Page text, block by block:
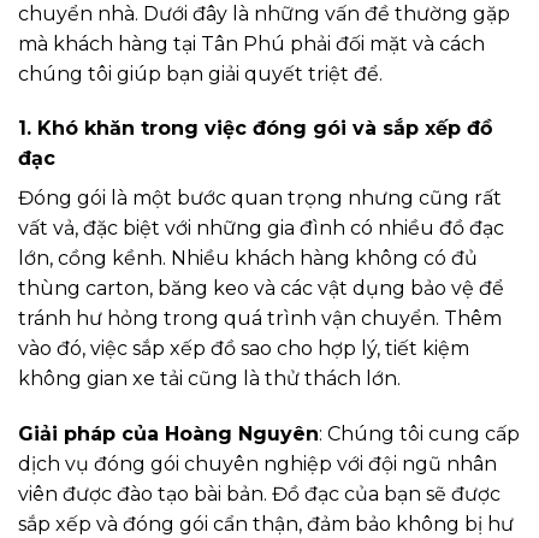
chuyển nhà. Dưới đây là những vấn đề thường gặp
mà khách hàng tại Tân Phú phải đối mặt và cách
chúng tôi giúp bạn giải quyết triệt để.
1. Khó khăn trong việc đóng gói và sắp xếp đồ
đạc
Đóng gói là một bước quan trọng nhưng cũng rất
vất vả, đặc biệt với những gia đình có nhiều đồ đạc
lớn, cồng kềnh. Nhiều khách hàng không có đủ
thùng carton, băng keo và các vật dụng bảo vệ để
tránh hư hỏng trong quá trình vận chuyển. Thêm
vào đó, việc sắp xếp đồ sao cho hợp lý, tiết kiệm
không gian xe tải cũng là thử thách lớn.
Giải pháp của Hoàng Nguyên: Chúng tôi cung cấp
dịch vụ đóng gói chuyên nghiệp với đội ngũ nhân
viên được đào tạo bài bản. Đồ đạc của bạn sẽ được
sắp xếp và đóng gói cẩn thận, đảm bảo không bị hư